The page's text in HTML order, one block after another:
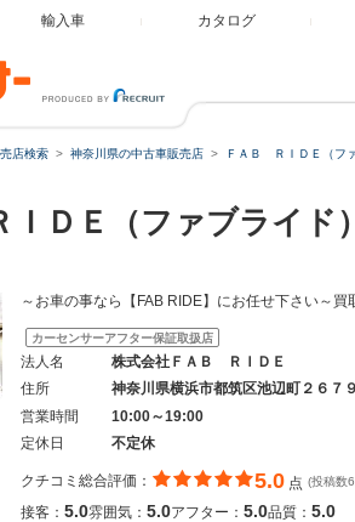
輸入車 カタログ
店検索 神奈川県の中古車販売店 ＦＡＢ ＲＩＤＥ（フ
ＩＤＥ（ファブライド
～お車の事なら【FAB RIDE】にお任せ下さい～買
カーセンサーアフター保証取扱店
法人名
株式会社ＦＡＢ ＲＩＤＥ
住所
神奈川県横浜市都筑区池辺町２６７
営業時間
10:00～19:00
定休日
不定休
クチコミ総合評価： 5.0 点 (投稿数
接客： 5.0雰囲気： 5.0アフター： 5.0品質： 5.0